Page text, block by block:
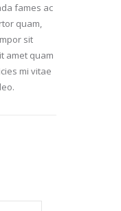
fames ac
quam,
sit
amet quam
mi vitae